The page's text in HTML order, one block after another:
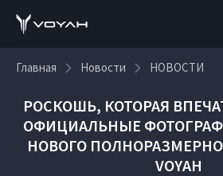
Главная Новости НОВОСТИ
РОСКОШЬ, КОТОРАЯ
ОФИЦИАЛЬНЫЕ
НОВОГО
VOYAH